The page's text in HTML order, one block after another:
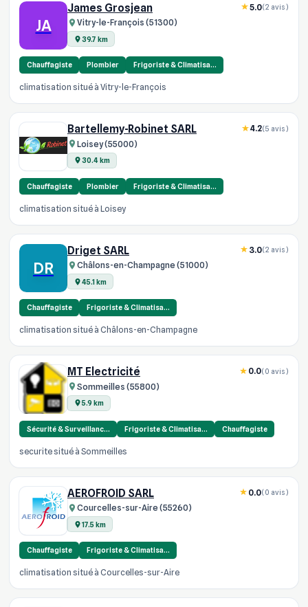
JA
James Grosjean
Vitry-le-François (51300)
39.7 km
5.0(2 avis)
Chauffagiste Plombier Frigoriste & Climatisa…
climatisation situé à Vitry-le-François
Bartellemy-Robinet SARL
Loisey (55000)
30.4 km
4.2(5 avis)
Chauffagiste Plombier Frigoriste & Climatisa…
climatisation situé à Loisey
DR
Driget SARL
Châlons-en-Champagne (51000)
45.1 km
3.0(2 avis)
Chauffagiste Frigoriste & Climatisa…
climatisation situé à Châlons-en-Champagne
MT Electricité
Sommeilles (55800)
5.9 km
0.0(0 avis)
Sécurité & Surveillanc… Frigoriste & Climatisa… Chauffagiste
securite situé à Sommeilles
AEROFROID SARL
Courcelles-sur-Aire (55260)
17.5 km
0.0(0 avis)
Chauffagiste Frigoriste & Climatisa…
climatisation situé à Courcelles-sur-Aire